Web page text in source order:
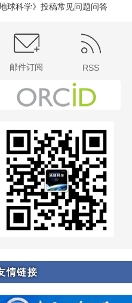
地球科学》投稿常见问题问答
邮件订阅 RSS
情链接